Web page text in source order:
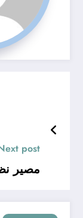
post
مصير